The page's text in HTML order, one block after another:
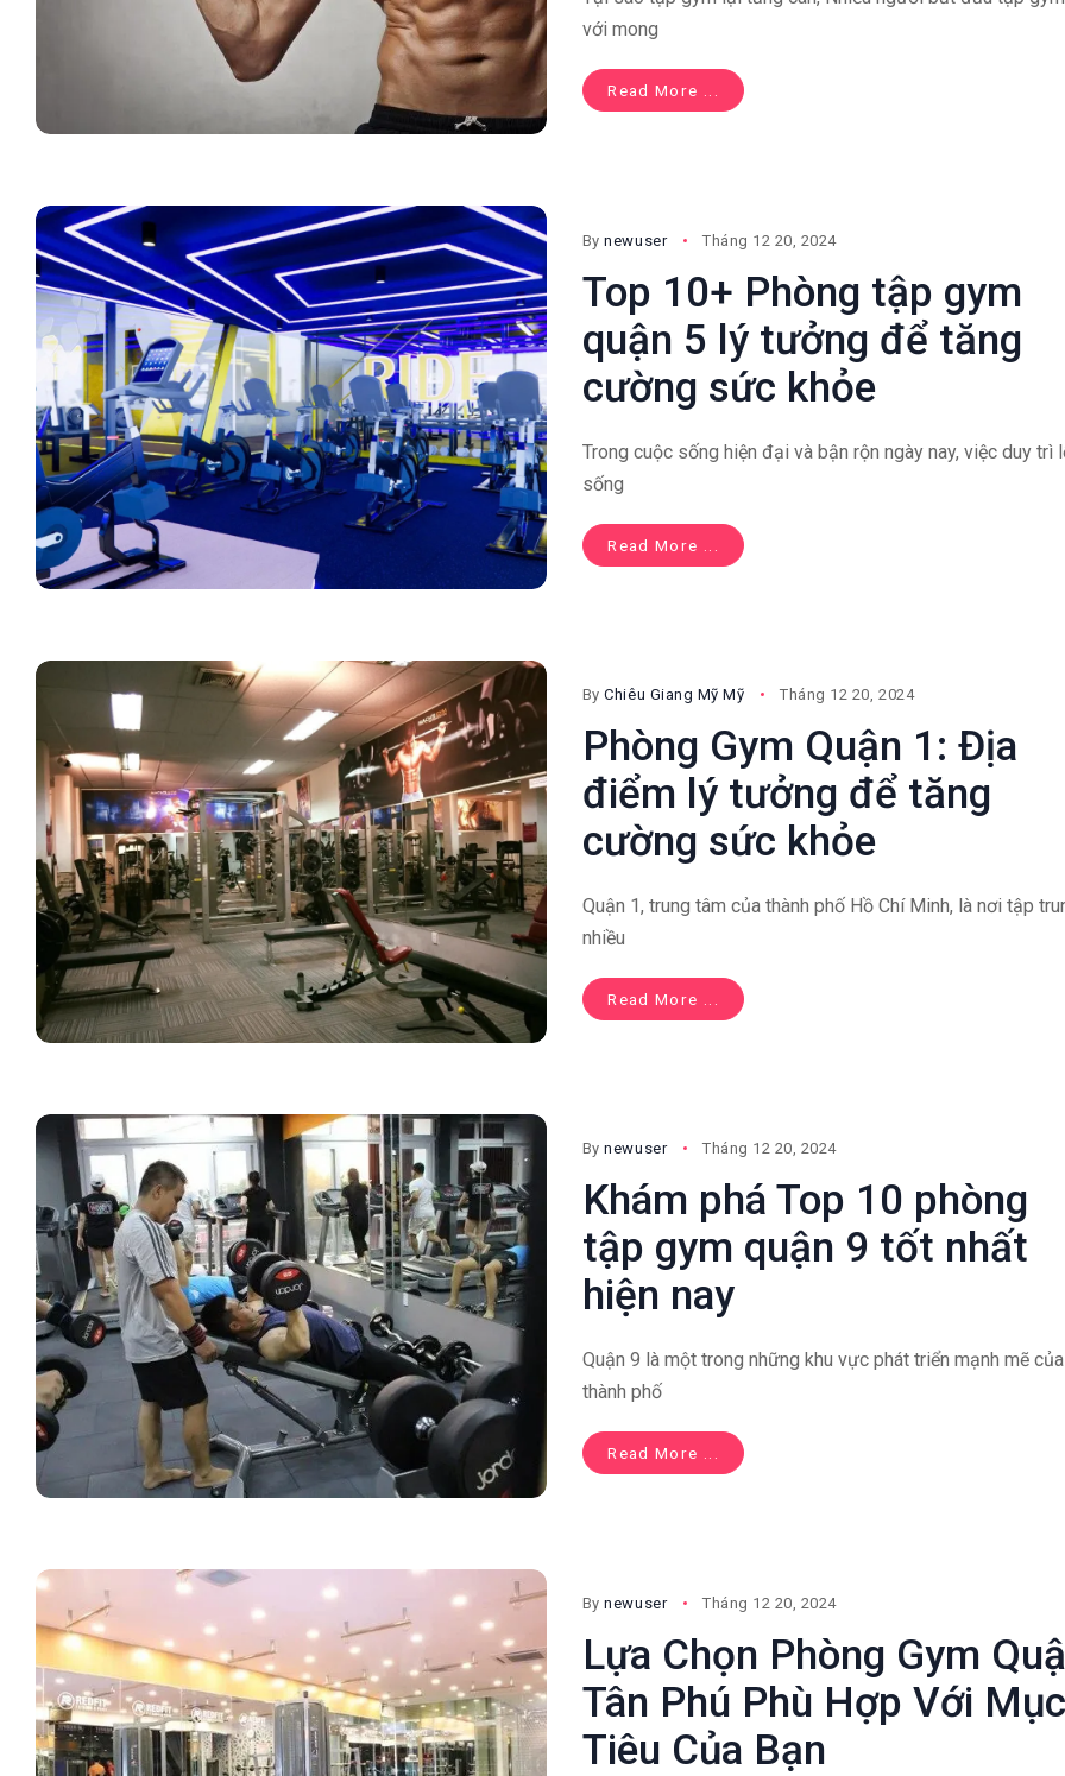
với mong
Read More ...
Bynewuser Tháng 12 20, 2024
Top 10+ Phòng tập gym
quận 5 lý tưởng để tăng
cường sức khỏe
Trong cuộc sống hiện đại và bận rộn ngày nay, việc duy trì
sống
Read More ...
ByChiêu Giang Mỹ Mỹ Tháng 12 20, 2024
Phòng Gym Quận 1: Địa
điểm lý tưởng để tăng
cường sức khỏe
Quận 1, trung tâm của thành phố Hồ Chí Minh, là nơi tập
nhiều
Read More ...
Bynewuser Tháng 12 20, 2024
Khám phá Top 10 phòng
tập gym quận 9 tốt nhất
hiện nay
Quận 9 là một trong những khu vực phát triển mạnh mẽ của
thành phố
Read More ...
Bynewuser Tháng 12 20, 2024
Lựa Chọn Phòng Gym
Tân Phú Phù Hợp Với Mục
Tiêu Của Bạn